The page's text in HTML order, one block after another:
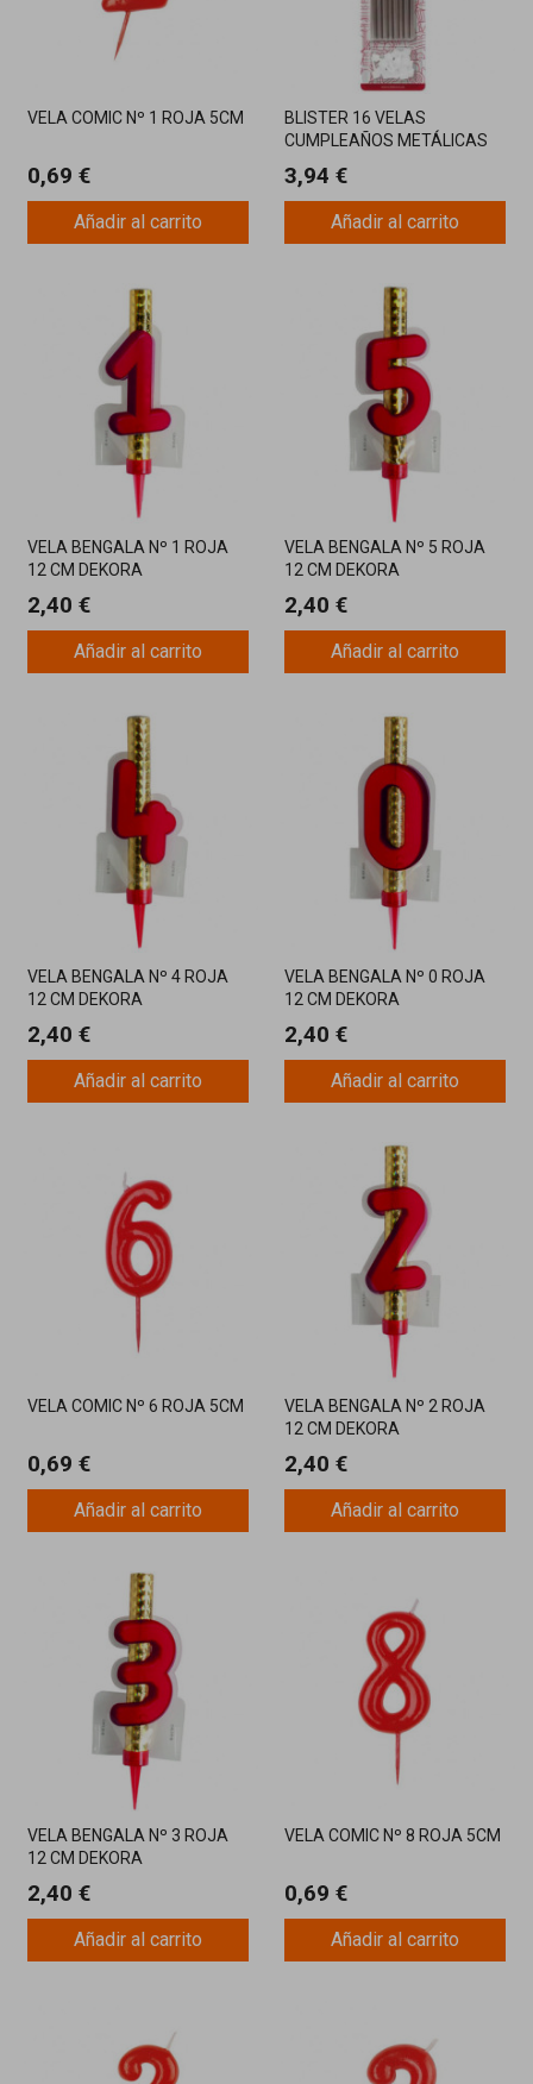
VELA COMIC Nº 1 ROJA 5CM
0,69 €
Añadir al carrito
BLISTER 16 VELAS
CUMPLEAÑOS METÁLICAS
3,94 €
Añadir al carrito
VELA BENGALA Nº 1 ROJA
12 CM DEKORA
2,40 €
Añadir al carrito
VELA BENGALA Nº 5 ROJA
12 CM DEKORA
2,40 €
Añadir al carrito
VELA BENGALA Nº 4 ROJA
12 CM DEKORA
2,40 €
Añadir al carrito
VELA BENGALA Nº 0 ROJA
12 CM DEKORA
2,40 €
Añadir al carrito
VELA COMIC Nº 6 ROJA 5CM
0,69 €
Añadir al carrito
VELA BENGALA Nº 2 ROJA
12 CM DEKORA
2,40 €
Añadir al carrito
VELA BENGALA Nº 3 ROJA
12 CM DEKORA
2,40 €
Añadir al carrito
VELA COMIC Nº 8 ROJA 5CM
0,69 €
Añadir al carrito